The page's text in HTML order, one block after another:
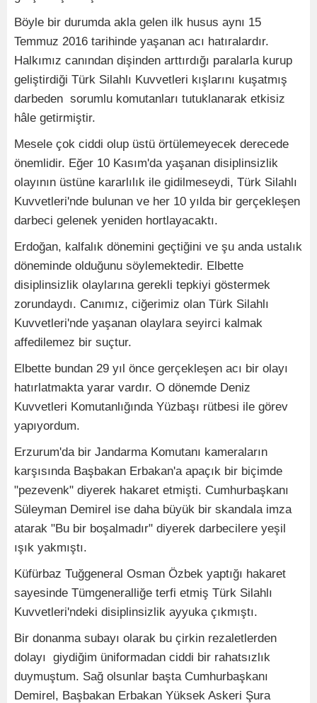
Böyle bir durumda akla gelen ilk husus aynı 15
Temmuz 2016 tarihinde yaşanan acı hatıralardır.
Halkımız canından dişinden arttırdığı paralarla kurup
geliştirdiği Türk Silahlı Kuvvetleri kışlarını kuşatmış
darbeden sorumlu komutanları tutuklanarak etkisiz
hâle getirmiştir.
Mesele çok ciddi olup üstü örtülemeyecek derecede
önemlidir. Eğer 10 Kasım'da yaşanan disiplinsizlik
olayının üstüne kararlılık ile gidilmeseydi, Türk Silahlı
Kuvvetleri'nde bulunan ve her 10 yılda bir gerçekleşen
darbeci gelenek yeniden hortlayacaktı.
Erdoğan, kalfalık dönemini geçtiğini ve şu anda ustalık
döneminde olduğunu söylemektedir. Elbette
disiplinsizlik olaylarına gerekli tepkiyi göstermek
zorundaydı. Canımız, ciğerimiz olan Türk Silahlı
Kuvvetleri'nde yaşanan olaylara seyirci kalmak
affedilemez bir suçtur.
Elbette bundan 29 yıl önce gerçekleşen acı bir olayı
hatırlatmakta yarar vardır. O dönemde Deniz
Kuvvetleri Komutanlığında Yüzbaşı rütbesi ile görev
yapıyordum.
Erzurum'da bir Jandarma Komutanı kameraların
karşısında Başbakan Erbakan'a apaçık bir biçimde
"pezevenk" diyerek hakaret etmişti. Cumhurbaşkanı
Süleyman Demirel ise daha büyük bir skandala imza
atarak "Bu bir boşalmadır" diyerek darbecilere yeşil
ışık yakmıştı.
Küfürbaz Tuğgeneral Osman Özbek yaptığı hakaret
sayesinde Tümgeneralliğe terfi etmiş Türk Silahlı
Kuvvetleri'ndeki disiplinsizlik ayyuka çıkmıştı.
Bir donanma subayı olarak bu çirkin rezaletlerden
dolayı giydiğim üniformadan ciddi bir rahatsızlık
duymuştum. Sağ olsunlar başta Cumhurbaşkanı
Demirel, Başbakan Erbakan Yüksek Askeri Şura